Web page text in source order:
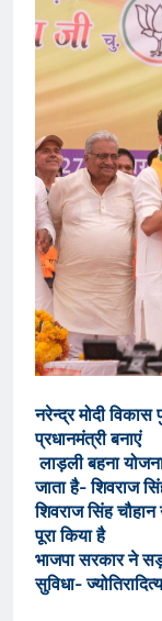
नरेन्द्र मोदी
प्रधानमंत्री बनाएं
लाड़ली बहना
जाता है- शिवराज
शिवराज सिंह
पूरा किया है
भाजपा सरकार ने
सुविधा-